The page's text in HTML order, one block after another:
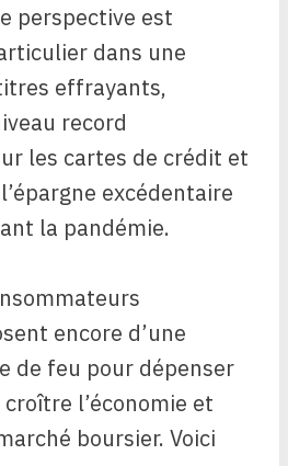
perspective est
dans une
effrayants,
record
les cartes de crédit et
excédentaire
la pandémie.
encore d’une
de feu pour dépenser
l’économie et
boursier. Voici